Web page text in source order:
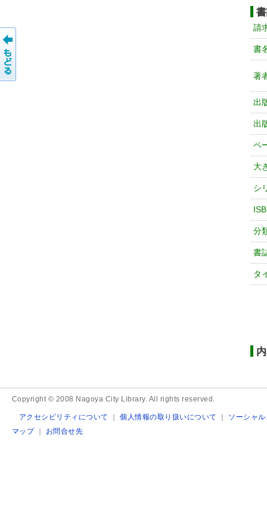
請
書
著
出
出
ペ
大
シ
分
書
タ
Copyright © 2008 Nagoya City Library. All rights reserved.
アクセシビリティについて ｜個人情報の取り扱いについて ｜ ソーシャ
マップ｜ お問合せ先